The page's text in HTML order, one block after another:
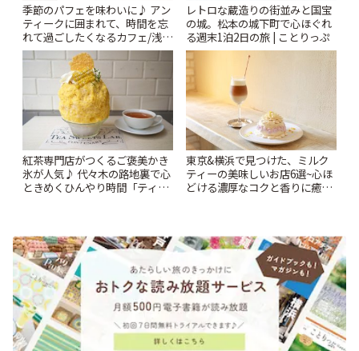
季節のパフェを味わいに♪ アン
ティークに囲まれて、時間を忘
れて過ごしたくなるカフェ/浅草
「annorum cafe」 | ことりっぷ
レトロな蔵造りの街並みと国宝
の城。松本の城下町で心ほぐれ
る週末1泊2日の旅 | ことりっぷ
紅茶専門店がつくるご褒美かき
氷が人気♪ 代々木の路地裏で心
ときめくひんやり時間「ティー
東京&横浜で見つけた、ミルク
ティーの美味しいお店6選~心ほ
どける濃厚なコクと香りに癒や